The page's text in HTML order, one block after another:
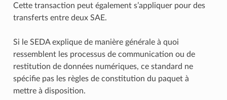
Cette transaction peut également s’appliquer pour des
transferts entre deux SAE.
Si le SEDA explique de manière générale à quoi
ressemblent les processus de communication ou de
restitution de données numériques, ce standard ne
spécifie pas les règles de constitution du paquet à
mettre à disposition.